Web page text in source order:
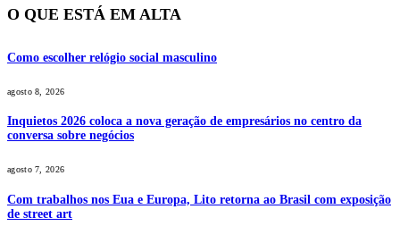
O QUE ESTÁ EM ALTA
Como escolher relógio social masculino
agosto 8, 2026
Inquietos 2026 coloca a nova geração de empresários no centro da
conversa sobre negócios
agosto 7, 2026
Com trabalhos nos Eua e Europa, Lito retorna ao Brasil com exposição
de street art